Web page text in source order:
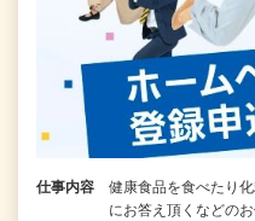
仕事内容
健康食品を食べたり
にお答え頂くなどの